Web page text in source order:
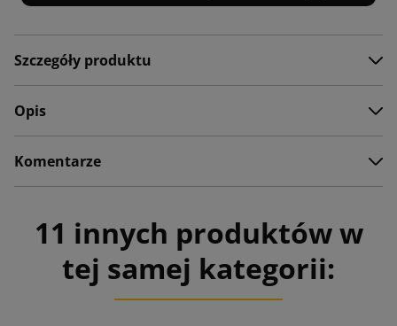
Szczegóły produktu
Opis
Komentarze
11 innych produktów w
tej samej kategorii: